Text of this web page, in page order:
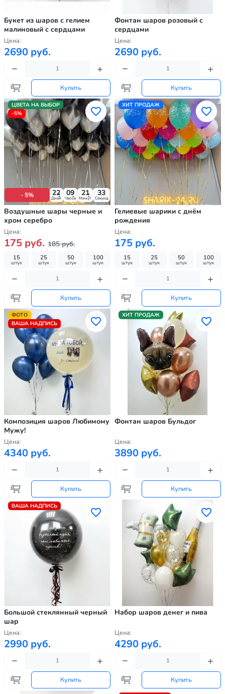
Букет из шаров с гелием
малиновый с сердцами
Цена:
2690 руб.
Купить
Фонтан шаров розовый с
сердцами
Цена:
2690 руб.
Купить
ЦВЕТА НА ВЫБОР
-5%
- 5% 22
Дней
09
Часов
21
Минут
31
Секунд
Воздушные шары черные и
хром серебро
Цена:
175 руб. 185 руб.
15
штук
25
штук
50
штук
100
штук
Купить
ХИТ ПРОДАЖ
Гелиевые шарики с днём
рождения
Цена:
175 руб.
15
штук
25
штук
50
штук
100
штук
Купить
ФОТО
ВАША НАДПИСЬ
Композиция шаров Любимому
Мужу!
Цена:
4340 руб.
Купить
ХИТ ПРОДАЖ
Фонтан шаров Бульдог
Цена:
3890 руб.
Купить
ВАША НАДПИСЬ
Большой стеклянный черный
шар
Цена:
2990 руб.
Купить
Набор шаров денег и пива
Цена:
4290 руб.
Купить